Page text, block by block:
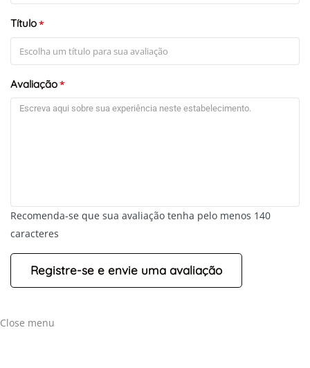
Título*
Avaliação*
Recomenda-se que sua avaliação tenha pelo menos 140
caracteres
Close menu